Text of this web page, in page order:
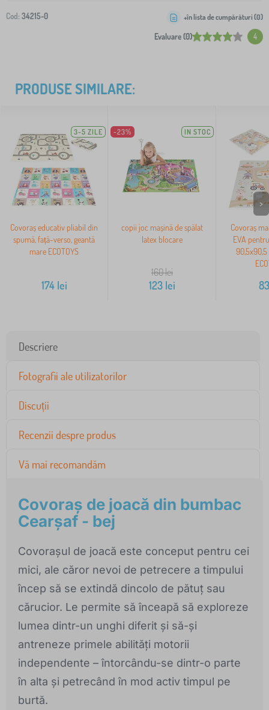
Cod: 34215-0
Evaluare (0) 4
+în lista de cumpărături (0)
PRODUSE SIMILARE:
3-5 ZILE
Covoraș educativ pliabil din
spumă, față-verso, geantă
mare ECOTOYS
174lei
-23% IN STOC
copii joc mașină de spălat
latex blocare
160lei
123 lei
Covoraș
EVA
90,5x90,5
83
>
Descriere
Fotografii ale utilizatorilor
Discuții
Recenzii despre produs
Vă mai recomandăm
Covoraș de joacă din bumbac
Cearșaf - bej
Covorașul de joacă este conceput pentru cei
mici, ale căror nevoi de petrecere a timpului
încep să se extindă dincolo de pătuț sau
cărucior. Le permite să înceapă să exploreze
lumea dintr-un unghi diferit și să-și
antreneze primele abilități motorii
independente – întorcându-se dintr-o parte
în alta și petrecând în mod activ timpul pe
burtă.